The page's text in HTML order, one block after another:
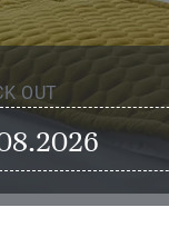
OUT